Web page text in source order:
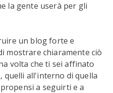
la gente userà per gli
un blog forte e
mostrare chiaramente ciò
volta che ti sei affinato
quelli all'interno di quella
a seguirti e a